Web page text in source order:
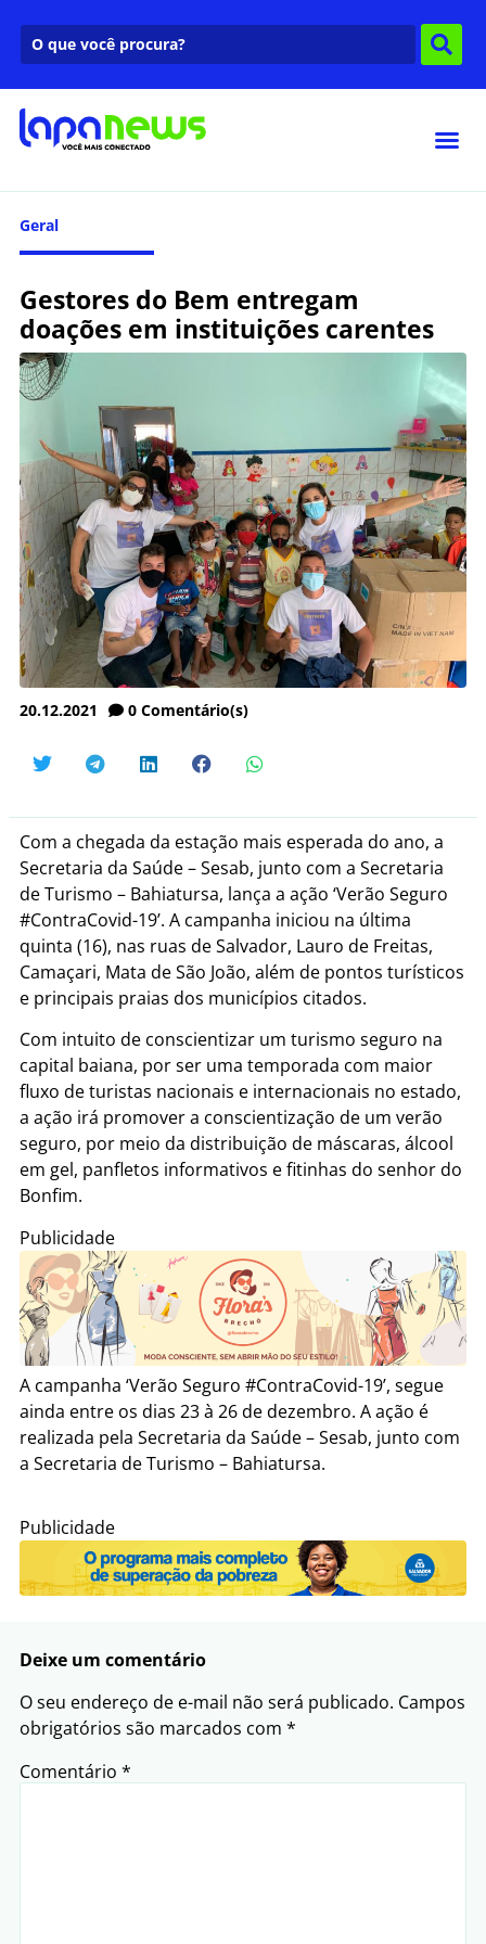
Geral
Gestores do Bem entregam
doações em instituições carentes
20.12.2021 0 Comentário(s)
Com a chegada da estação mais esperada do ano, a
Secretaria da Saúde – Sesab, junto com a Secretaria
de Turismo – Bahiatursa, lança a ação ‘Verão Seguro
#ContraCovid-19’. A campanha iniciou na última
quinta (16), nas ruas de Salvador, Lauro de Freitas,
Camaçari, Mata de São João, além de pontos turísticos
e principais praias dos municípios citados.
Com intuito de conscientizar um turismo seguro na
capital baiana, por ser uma temporada com maior
fluxo de turistas nacionais e internacionais no estado,
a ação irá promover a conscientização de um verão
seguro, por meio da distribuição de máscaras, álcool
em gel, panfletos informativos e fitinhas do senhor do
Bonfim.
Publicidade
A campanha ‘Verão Seguro #ContraCovid-19’, segue
ainda entre os dias 23 à 26 de dezembro. A ação é
realizada pela Secretaria da Saúde – Sesab, junto com
a Secretaria de Turismo – Bahiatursa.
Publicidade
Deixe um comentário
O seu endereço de e-mail não será publicado. Campos
obrigatórios são marcados com *
Comentário *